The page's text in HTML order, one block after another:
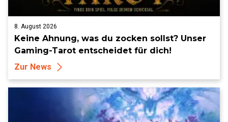
8. August 2026
Keine Ahnung, was du zocken sollst? Unser
Gaming-Tarot entscheidet für dich!
Zur News